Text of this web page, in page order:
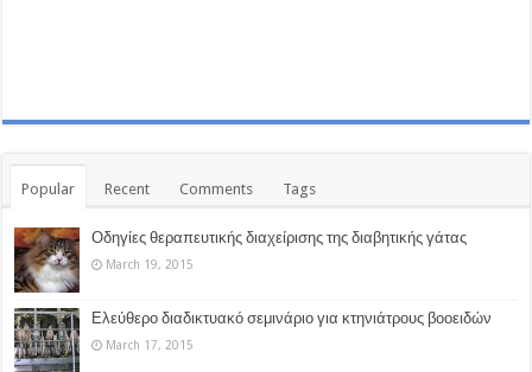
Popular Recent Comments Tags
Οδηγίες θεραπευτικής διαχείρισης της διαβητικής γάτας
March 19, 2015
Ελεύθερο διαδικτυακό σεμινάριο για κτηνιάτρους βοοειδών
March 17, 2015